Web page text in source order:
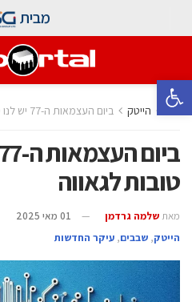
פתח סרגל נגישות
מבית
בית הייטק ביום העצמאות ה-77 יש לנו סיבות טובות לגאווה
טובות לגאווה
מאת שלמה גרדמן
01 מאי 2025
הייטק, ‫שבבים‬, עיקר החדשות